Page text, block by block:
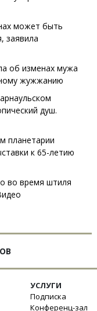
может быть
заявила
об изменах мужа
жужжанию
душ.
планетарии
к 65-летию
во время штиля
УСЛУГИ
Подписка
Конференц-зал